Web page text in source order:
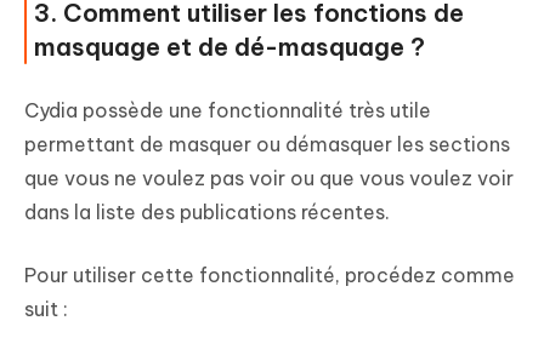
3. Comment utiliser les fonctions de
masquage et de dé-masquage ?
Cydia possède une fonctionnalité très utile
permettant de masquer ou démasquer les sections
que vous ne voulez pas voir ou que vous voulez voir
dans la liste des publications récentes.
Pour utiliser cette fonctionnalité, procédez comme
suit :